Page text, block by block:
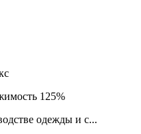
125%
одежды и с...